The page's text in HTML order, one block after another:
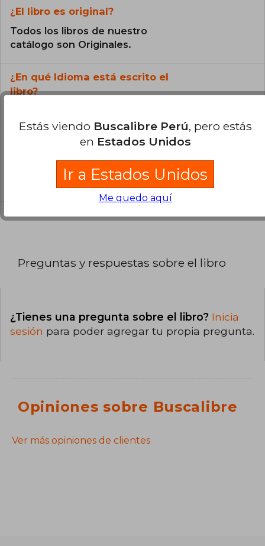
¿El libro es original?
Todos los libros de nuestro
catálogo son Originales.
¿En qué Idioma está escrito el
libro?
¿Cuál es la encuadernación de este libro?
La encuadernación de esta edición es Tapa
Preguntas y respuestas sobre el libro
¿Tienes una pregunta sobre el libro? Inicia
sesión para poder agregar tu propia pregunta.
Opiniones sobre Buscalibre
Ver más opiniones de clientes
Estás viendo Buscalibre Perú, pero estás
en Estados Unidos
Ir a Estados Unidos
Me quedo aquí